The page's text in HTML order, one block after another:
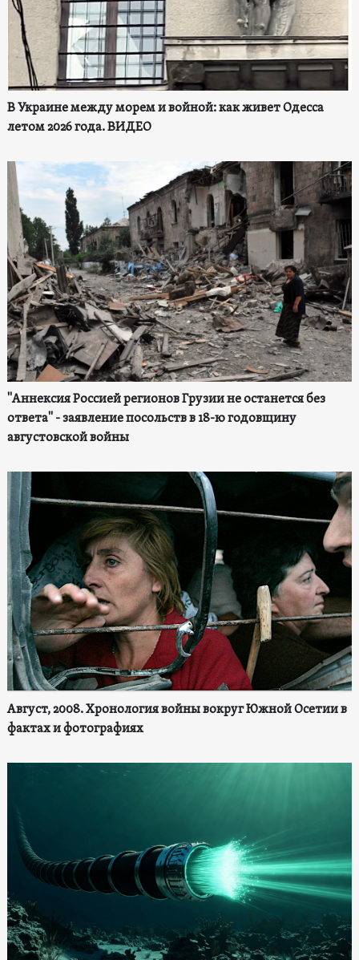
В Украине между морем и войной: как живет Одесса
летом 2026 года. ВИДЕО
"Аннексия Россией регионов Грузии не останется без
ответа" - заявление посольств в 18-ю годовщину
августовской войны
Август, 2008. Хронология войны вокруг Южной Осетии в
фактах и фотографиях